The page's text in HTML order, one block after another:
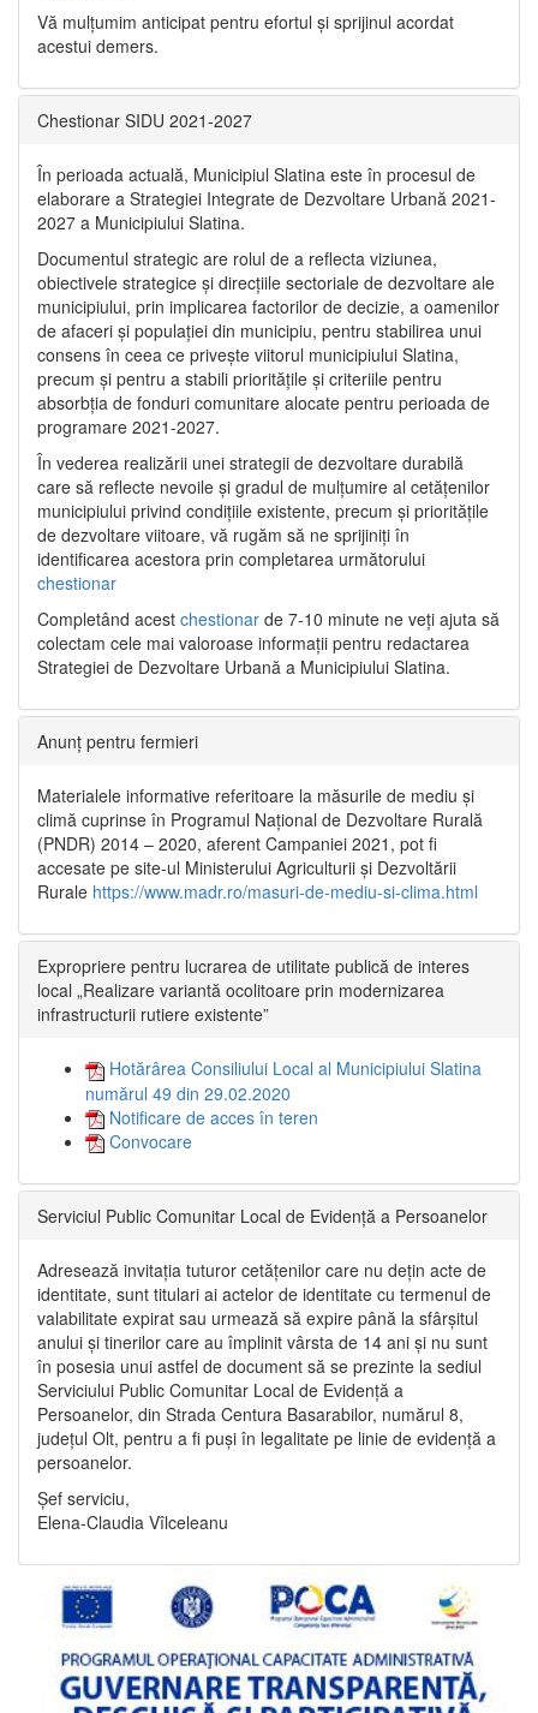
Vă mulţumim anticipat pentru efortul şi sprijinul acordat
acestui demers.
Chestionar SIDU 2021-2027
În perioada actuală, Municipiul Slatina este în procesul de
elaborare a Strategiei Integrate de Dezvoltare Urbană 2021‐
2027 a Municipiului Slatina.
Documentul strategic are rolul de a reflecta viziunea,
obiectivele strategice și direcțiile sectoriale de dezvoltare ale
municipiului, prin implicarea factorilor de decizie, a oamenilor
de afaceri și populației din municipiu, pentru stabilirea unui
consens în ceea ce privește viitorul municipiului Slatina,
precum și pentru a stabili prioritățile și criteriile pentru
absorbția de fonduri comunitare alocate pentru perioada de
programare 2021-2027.
În vederea realizării unei strategii de dezvoltare durabilă
care să reflecte nevoile și gradul de mulțumire al cetățenilor
municipiului privind condițiile existente, precum și prioritățile
de dezvoltare viitoare, vă rugăm să ne sprijiniți în
identificarea acestora prin completarea următorului
chestionar
Completând acest chestionar de 7-10 minute ne veți ajuta să
colectam cele mai valoroase informații pentru redactarea
Strategiei de Dezvoltare Urbană a Municipiului Slatina.
Anunț pentru fermieri
Materialele informative referitoare la măsurile de mediu și
climă cuprinse în Programul Național de Dezvoltare Rurală
(PNDR) 2014 – 2020, aferent Campaniei 2021, pot fi
accesate pe site-ul Ministerului Agriculturii și Dezvoltării
Rurale https://www.madr.ro/masuri-de-mediu-si-clima.html
Expropriere pentru lucrarea de utilitate publică de interes
local „Realizare variantă ocolitoare prin modernizarea
infrastructurii rutiere existente”
Hotărârea Consiliului Local al Municipiului Slatina
numărul 49 din 29.02.2020
Notificare de acces în teren
Convocare
Serviciul Public Comunitar Local de Evidență a Persoanelor
Adresează invitația tuturor cetățenilor care nu dețin acte de
identitate, sunt titulari ai actelor de identitate cu termenul de
valabilitate expirat sau urmează să expire până la sfârșitul
anului și tinerilor care au împlinit vârsta de 14 ani și nu sunt
în posesia unui astfel de document să se prezinte la sediul
Serviciului Public Comunitar Local de Evidență a
Persoanelor, din Strada Centura Basarabilor, numărul 8,
județul Olt, pentru a fi puși în legalitate pe linie de evidență a
persoanelor.
Șef serviciu,
Elena-Claudia Vîlceleanu